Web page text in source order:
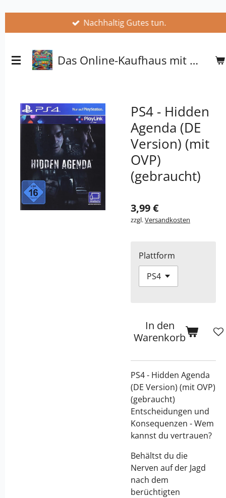
springen
Nachhaltig Gutes tun.
Das Online-Kaufhaus mit Herz
PS4 - Hidden
Agenda (DE
Version) (mit
OVP)
(gebraucht)
3,99 €
zzgl.Versandkosten
Plattform
In den
Warenkorb
PS4 - Hidden Agenda
(DE Version) (mit OVP)
(gebraucht)
Entscheidungen und
Konsequenzen - Wem
kannst du vertrauen?
Behältst du die
Nerven auf der Jagd
nach dem
berüchtigten